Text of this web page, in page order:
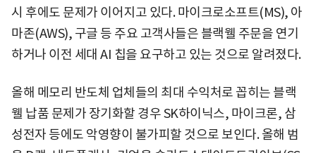
시 후에도 문제가 이어지고 있다. 마이크로소프트(MS), 아
마존(AWS), 구글 등 주요 고객사들은 블랙웰 주문을 연기
하거나 이전 세대 AI 칩을 요구하고 있는 것으로 알려졌다.
올해 메모리 반도체 업체들의 최대 수익처로 꼽히는 블랙
웰 납품 문제가 장기화할 경우 SK하이닉스, 마이크론, 삼
성전자 등에도 악영향이 불가피할 것으로 보인다. 올해 범